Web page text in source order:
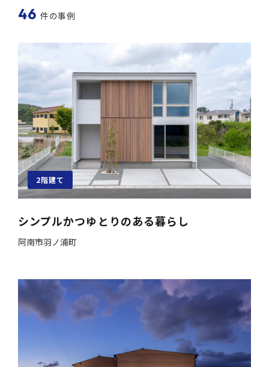
46 件の事例
2階建て
シンプルかつゆとりのある暮らし
阿南市羽ノ浦町